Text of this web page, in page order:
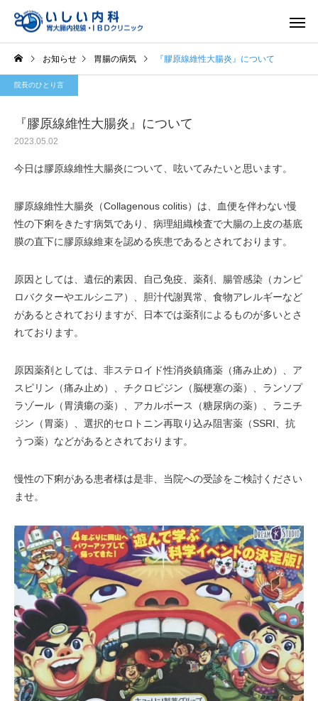
一般内科 胃内視
お知らせ 胃腸の病気 『膠原線維性大腸炎』について
院長のひとり言
『膠原線維性大腸炎』について
2023.05.02
今日は膠原線維性大腸炎について、呟いてみたいと思います。
膠原線維性大腸炎（Collagenous colitis）は、血便を伴わない慢
性の下痢をきたす病気であり、病理組織検査で大腸の上皮の基底
膜の直下に膠原線維束を認める疾患であるとされております。
原因としては、遺伝的素因、自己免疫、薬剤、腸管感染（カンピ
ロバクターやエルシニア）、胆汁代謝異常、食物アレルギーなど
があるとされておりますが、日本では薬剤によるものが多いとさ
れております。
原因薬剤としては、非ステロイド性消炎鎮痛薬（痛み止め）、ア
スピリン（痛み止め）、チクロピジン（脳梗塞の薬）、ランソプ
ラゾール（胃潰瘍の薬）、アカルボース（糖尿病の薬）、ラニチ
ジン（胃薬）、選択的セロトニン再取り込み阻害薬（SSRI、抗
うつ薬）などがあるとされております。
慢性の下痢がある患者様は是非、当院への受診をご検討ください
ませ。